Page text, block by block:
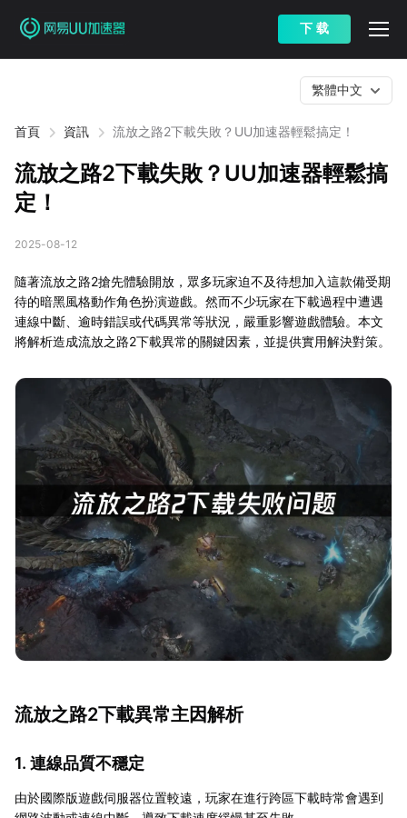
下 载
首頁 資訊 流放之路2下載失敗？UU加速器輕鬆搞定！
繁體中文
流放之路2下載失敗？UU加速器輕鬆搞
定！
2025-08-12
隨著流放之路2搶先體驗開放，眾多玩家迫不及待想加入這款備受期
待的暗黑風格動作角色扮演遊戲。然而不少玩家在下載過程中遭遇
連線中斷、逾時錯誤或代碼異常等狀況，嚴重影響遊戲體驗。本文
將解析造成流放之路2下載異常的關鍵因素，並提供實用解決對策。
流放之路2下載異常主因解析
1. 連線品質不穩定
由於國際版遊戲伺服器位置較遠，玩家在進行跨區下載時常會遇到